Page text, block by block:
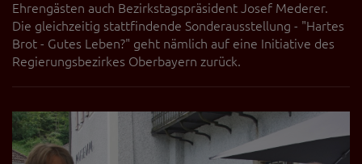
Eingebundene Inhalte
Optional sind externe Inhalte auf den Seiten dieser Website
eingebunden. Das können Kartendienste wie z.B. Google Maps sein
oder auch Anwendungen einer externen Website.
Ehrengästen auch Bezirkstagspräsident Josef Mederer.
Die gleichzeitig stattfindende Sonderausstellung - "Hartes
Brot - Gutes Leben?" geht nämlich auf eine Initiative des
Regierungsbezirkes Oberbayern zurück.